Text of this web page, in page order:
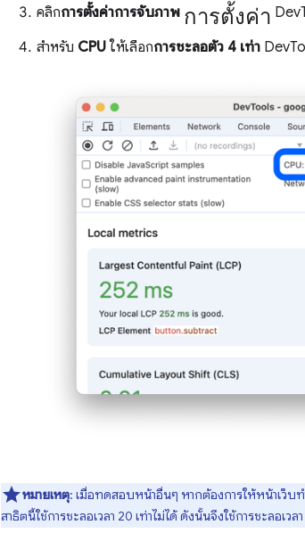
คลิกการตั้งค่าการจับภาพ การตั้งค่า
สําหรับ CPU ให้เลือกการชะลอตัว 4 เท่า
หมายเหตุ: เมื่อทดสอบหน้าอื่นๆ หากต้องการให้หน้าเว็บ
สาธิตนี้ใช้การชะลอเวลา 20 เท่าไม่ได้ ดังนั้นจึงใช้การชะลอเว